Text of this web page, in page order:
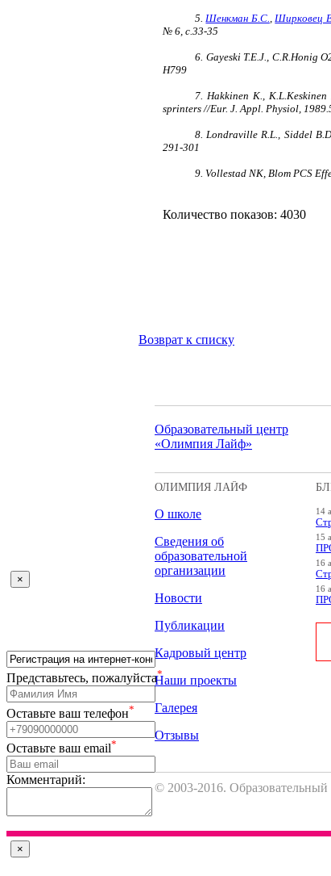
5.Шенкман Б.С.,Ширковец
№ 6, с.33-35
6. Gayeski T.E.J., C.R.Honig
H799
7. Hakkinen K.,
sprinters //Eur. J. Appl. Physiol,
8. Londraville R.L., Siddel
291-301
9. Vollestad NK, Blom PCS
Количество показов: 4030
Возврат к списку
Образовательный центр
«Олимпия Лайф»
ОЛИМПИЯ ЛАЙФ
О школе
Сведения об
образовательной
организации
Новости
Публикации
Кадровый центр
Наши проекты
Галерея
Отзывы
14
15
16
16
© 2003-2016.
×
Представьтесь, пожалуйста*
Оставьте ваш телефон*
Оставьте ваш email*
Комментарий:
×